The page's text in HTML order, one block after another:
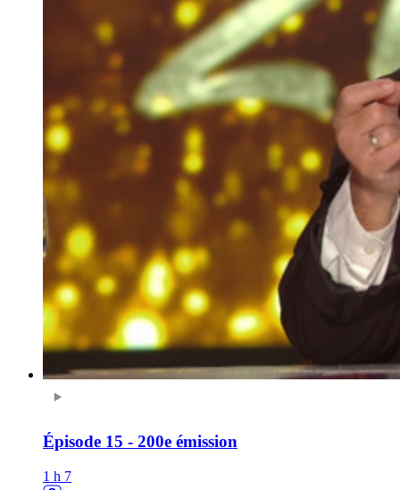
Épisode 15 - 200e émission
1 h 7